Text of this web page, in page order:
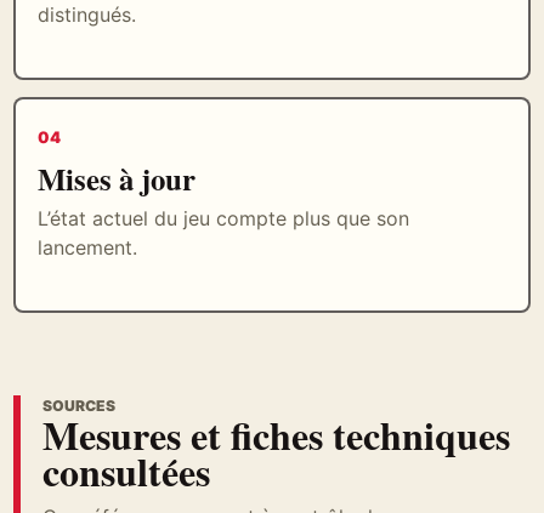
distingués.
04
Mises à jour
L’état actuel du jeu compte plus que son
lancement.
SOURCES
Mesures et fiches techniques
consultées